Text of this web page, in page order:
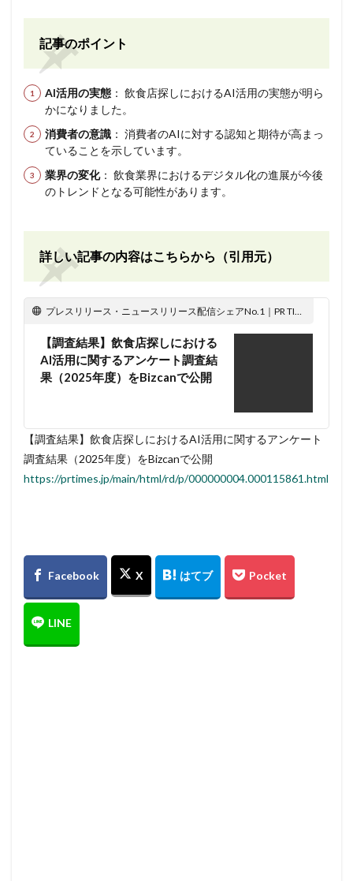
記事のポイント
AI活用の実態 ： 飲食店探しにおけるAI活用の実態が明ら
かになりました。
消費者の意識 ： 消費者のAIに対する認知と期待が高まっ
ていることを示しています。
業界の変化： 飲食業界におけるデジタル化の進展が今後
のトレンドとなる可能性があります。
詳しい記事の内容はこちらから（引用元）
プレスリリース・ニュースリリース配信シェアNo.1｜PR TIMES
【調査結果】飲食店探しにおける
AI活用に関するアンケート調査結
果（2025年度）をBizcanで公開
【調査結果】飲食店探しにおけるAI活用に関するアンケート
調査結果（2025年度）をBizcanで公開
https://prtimes.jp/main/html/rd/p/000000004.000115861.html